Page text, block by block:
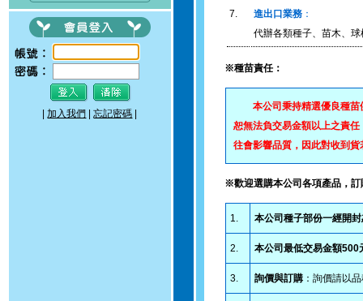
‧
[最新消息] 穗耕種苗成
立粉絲專頁
[最新消息]驚艷關渡-花
現新大地-2017 關渡花
海節
|加入我們 |忘記密碼
7. 進出口業務 ：
代辦各類種子、苗木、
※種苗責任：
本公司秉持精選優良種苗
恕無法負交易金額以上之責
往會影響品質，因此對收到
※歡迎選購本公司各項產品，
1. 本公司種子部份一經開
2. 本公司最低交易金額500
3. 詢價與訂購 ：詢價請以